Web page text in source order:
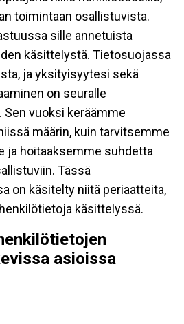
toimintaan osallistuvista.
sille annetuista
käsittelystä. Tietosuojassa
ja yksityisyytesi sekä
on seuralle
Sen vuoksi keräämme
määrin, kuin tarvitsemme
ja hoitaaksemme suhdetta
Tässä
on käsitelty niitä periaatteita,
käsittelyssä.
asioissa